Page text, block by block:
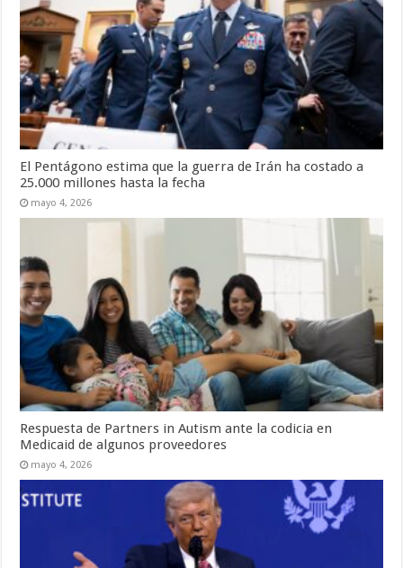
El Pentágono estima que la guerra de Irán ha costado a
25.000 millones hasta la fecha
mayo 4, 2026
Respuesta de Partners in Autism ante la codicia en
Medicaid de algunos proveedores
mayo 4, 2026